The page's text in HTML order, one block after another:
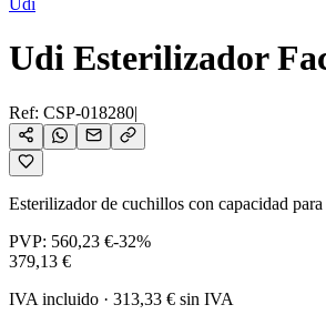
Udi
Udi Esterilizador
Ref: CSP-018280|
Esterilizador de cuchillos con capacidad
PVP: 560,23 €-32%
379,13 €
IVA incluido · 313,33 € sin IVA